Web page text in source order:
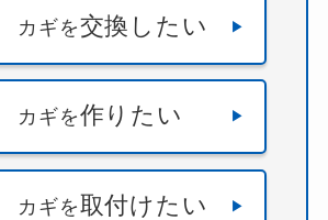
カギを交換したい
カギを作りたい
カギを取付けたい